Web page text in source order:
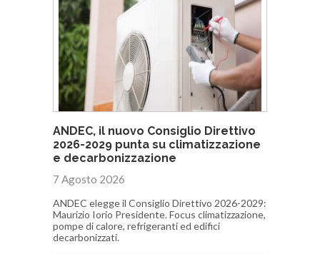
ANDEC, il nuovo Consiglio Direttivo
2026-2029 punta su climatizzazione
e decarbonizzazione
7 Agosto 2026
ANDEC elegge il Consiglio Direttivo 2026-2029:
Maurizio Iorio Presidente. Focus climatizzazione,
pompe di calore, refrigeranti ed edifici
decarbonizzati.